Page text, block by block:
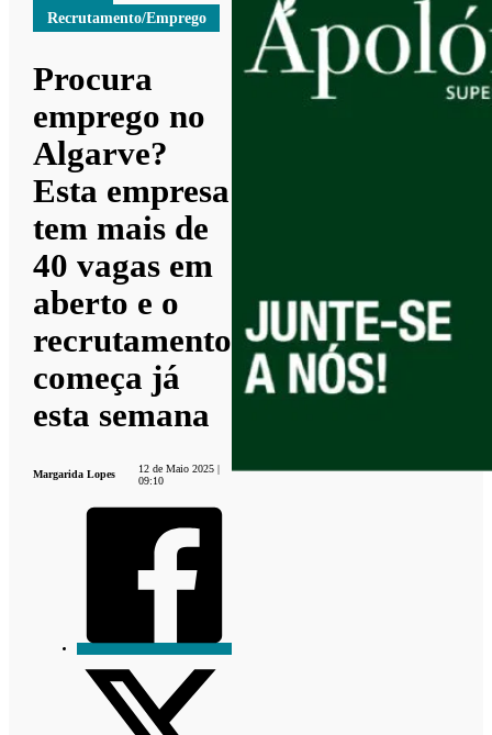
Recrutamento/Emprego
Procura
emprego no
Algarve?
Esta empresa
tem mais de
40 vagas em
aberto e o
recrutamento
começa já
esta semana
Margarida Lopes
12 de Maio 2025 |
09:10